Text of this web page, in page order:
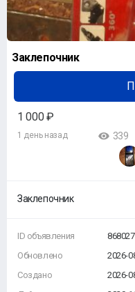
Заклепочник
1 000 ₽
1 день назад 339
Заклепочник
ID объявления
Обновлено
Создано
868027
2026-
2026-